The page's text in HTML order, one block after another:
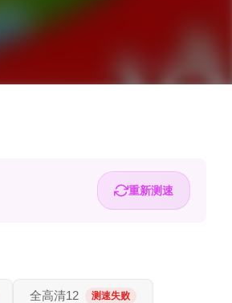
重新测速
全高清12 测速失败